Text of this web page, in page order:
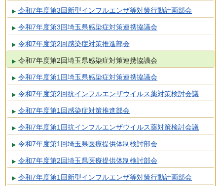
令和7年度第3回新型インフルエンザ等対策行動計画部会
令和7年度第3回埼玉県感染症対策連携協議会
令和7年度第2回感染症対策推進部会
令和7年度第2回埼玉県感染症対策連携協議会
令和7年度第1回埼玉県感染症対策連携協議会
令和7年度第2回抗インフルエンザウイルス薬対策検討会議
令和7年度第1回感染症対策推進部会
令和7年度第1回抗インフルエンザウイルス薬対策検討会議
令和7年度第1回埼玉県医療提供体制検討部会
令和7年度第2回埼玉県医療提供体制検討部会
令和7年度第1回新型インフルエンザ等対策行動計画部会